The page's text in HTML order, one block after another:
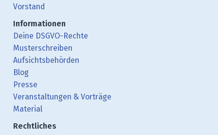
Vorstand
Informationen
Deine DSGVO-Rechte
Musterschreiben
Aufsichtsbehörden
Blog
Presse
Veranstaltungen & Vorträge
Material
Rechtliches